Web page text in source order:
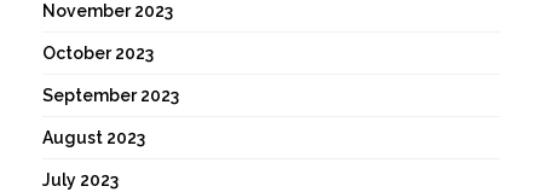
November 2023
October 2023
September 2023
August 2023
July 2023